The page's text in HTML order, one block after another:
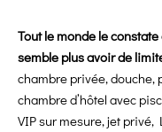
Tout le monde le
semble plus avoir de
chambre privée, douche,
chambre d’hôtel avec
VIP sur mesure, jet